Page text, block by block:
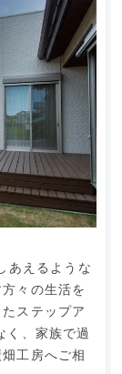
あえるような
々の生活を
ステップア
く、家族で過
工房へご相